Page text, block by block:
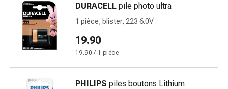
pansement,
tapes
accessoires
Pansements
tubulaires
DURACELL pile photo ultra
1 pièce, blister, 223 6.0V
19.90
19.90 / 1 pièce
PHILIPS piles boutons Lithium